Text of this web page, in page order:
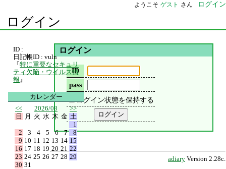
ようこそ ゲスト さん ログイン
ログイン
ログイン
ID
pass
ログイン状態を保持する
adiary Version 2.28c.
ID :
日記帳ID : vuln
『特に重要なセキュリ
ティ欠陥・ウイルス情
報 』
カレンダー
<<
2026/08
>>
日
月 火 水 木 金 土
1
2
3 4 5 6 7
8
9 10 11 12 13 14 15
16 17 18 19 20 21 22
23 24 25 26 27 28 29
30 31